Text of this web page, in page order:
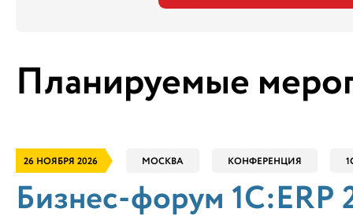
Планируемые
26 НОЯБРЯ 2026 МОСКВА КОНФЕРЕНЦИЯ
Бизнес-форум 1С:ERP